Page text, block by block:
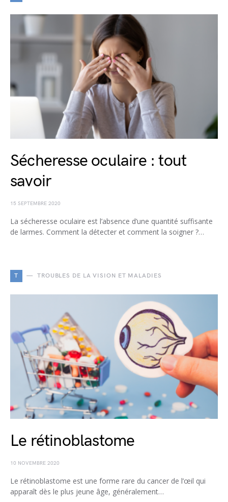
Sécheresse oculaire : tout
savoir
15 SEPTEMBRE 2020
La sécheresse oculaire est l’absence d’une quantité suffisante
de larmes. Comment la détecter et comment la soigner ?…
T TROUBLES DE LA VISION ET MALADIES
Le rétinoblastome
10 NOVEMBRE 2020
Le rétinoblastome est une forme rare du cancer de l’œil qui
apparaît dès le plus jeune âge, généralement…